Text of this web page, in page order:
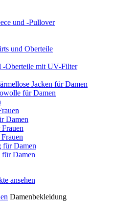
und -Pullover
und Oberteile
-Oberteile mit UV-Filter
Jacken für Damen
für Damen
Damen
für Damen
Damen
Damenbekleidung